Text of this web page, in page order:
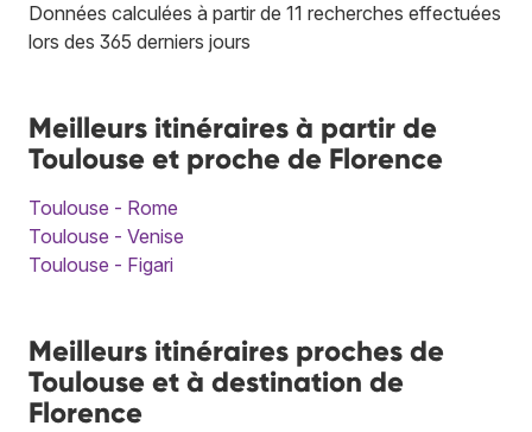
Données calculées à partir de 11 recherches effectuées
lors des 365 derniers jours
Meilleurs itinéraires à partir de
Toulouse et proche de Florence
Toulouse - Rome
Toulouse - Venise
Toulouse - Figari
Meilleurs itinéraires proches de
Toulouse et à destination de
Florence